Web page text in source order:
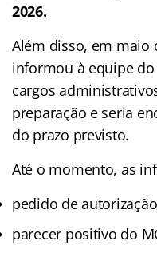
2026.
Além disso, em maio
informou à equipe
cargos
preparação e seria
do prazo previsto.
Até o momento, as
pedido de
parecer positivo do